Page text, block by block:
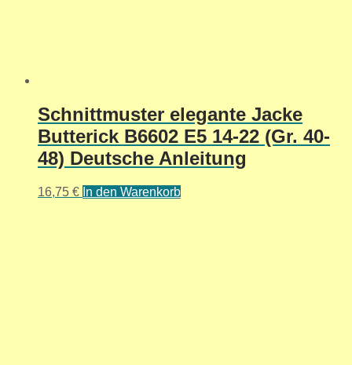
Schnittmuster elegante Jacke
Butterick B6602 E5 14-22 (Gr. 40-
48) Deutsche Anleitung
16,75 € In den Warenkorb